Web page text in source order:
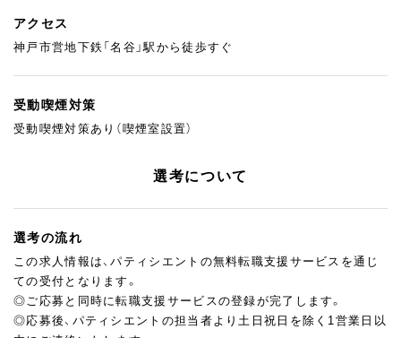
アクセス
神戸市営地下鉄「名谷」駅から徒歩すぐ
受動喫煙対策
受動喫煙対策あり（喫煙室設置）
選考について
選考の流れ
この求人情報は、パティシエントの無料転職支援サービスを通じ
ての受付となります。
◎ご応募と同時に転職支援サービスの登録が完了します。
◎応募後、パティシエントの担当者より土日祝日を除く1営業日以